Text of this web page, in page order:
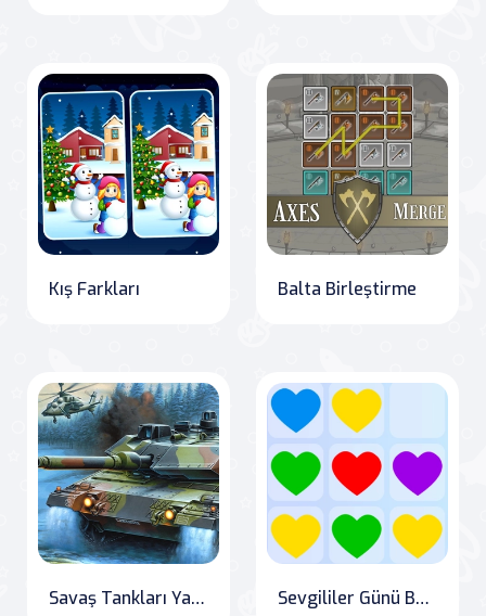
Kış Farkları Balta Birleştirme
Savaş Tankları Yapboz Sevgililer Günü Bulmacası